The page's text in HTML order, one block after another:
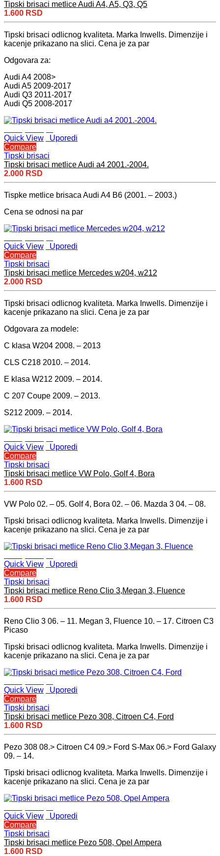
Tipski brisaci metlice Audi A4, A5, Q3, Q5
1.600 RSD
Tipski brisaci odlicnog kvaliteta. Marka Inwells. Dimenzije i
kacenje prikazano na slici. Cena je za par
Odgovara za:
Audi A4 2008>
Audi A5 2009-2017
Audi Q3 2011-2017
Audi Q5 2008-2017
Quick View
Uporedi
Compare
Tipski brisaci
Tipski brisaci metlice Audi a4 2001.-2004.
2.000 RSD
Tispke metlice brisaca Audi A4 B6 (2001. – 2003.)
Cena se odnosi na par
Quick View
Uporedi
Compare
Tipski brisaci
Tipski brisaci metlice Mercedes w204, w212
2.000 RSD
Tipski brisaci odlicnog kvaliteta. Marka Inwells. Dimenzije i
kacenje prikazano na slici. Cena je za par
Odgovara za modele:
C klasa W204 2008. – 2013
CLS C218 2010. – 2014.
E klasa W212 2009. – 2014.
C 207 Coupe 2009. – 2013.
S212 2009. – 2014.
Quick View
Uporedi
Compare
Tipski brisaci
Tipski brisaci metlice VW Polo, Golf 4, Bora
1.600 RSD
VW Polo 02. – 05. Golf 4, Bora 02. – 06. Mazda 3 04. – 08.
Tipski brisaci odlicnog kvaliteta. Marka Inwells. Dimenzije i
kacenje prikazano na slici. Cena je za par
Quick View
Uporedi
Compare
Tipski brisaci
Tipski brisaci metlice Reno Clio 3,Megan 3, Fluence
1.600 RSD
Reno Clio 3 06. – 11. Megan 3, Fluence 10. – 17. Citroen C3
Picaso
Tipski brisaci odlicnog kvaliteta. Marka Inwells. Dimenzije i
kacenje prikazano na slici. Cena je za par
Quick View
Uporedi
Compare
Tipski brisaci
Tipski brisaci metlice Pezo 308, Citroen C4, Ford
1.600 RSD
Pezo 308 08.> Citroen C4 09.> Ford S-Max 06.> Ford Galaxy
09. – 14.
Tipski brisaci odlicnog kvaliteta. Marka Inwells. Dimenzije i
kacenje prikazano na slici. Cena je za par
Quick View
Uporedi
Compare
Tipski brisaci
Tipski brisaci metlice Pezo 508, Opel Ampera
1.600 RSD